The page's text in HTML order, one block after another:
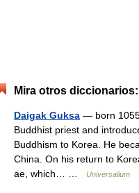
Mira otros diccionarios:
Daigak Guksa — born
Buddhist priest and
Buddhism to Korea. He
China. On his return to
ae, which… …
Universalium